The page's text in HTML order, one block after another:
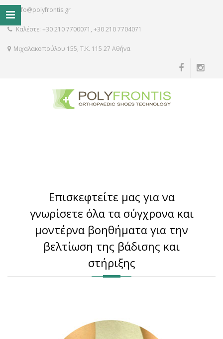
info@polyfrontis.gr
Καλέστε: +30 210 7700071, +30 210 7704071
Μιχαλακοπούλου 155, Τ.Κ. 115 27 Αθήνα
Επισκεφτείτε μας για να
γνωρίσετε όλα τα σύγχρονα και
μοντέρνα βοηθήματα για την
βελτίωση της βάδισης και
στήριξης